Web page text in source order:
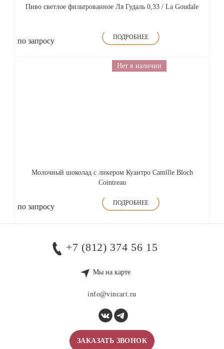
Пиво светлое фильтрованное Ля Гудаль 0,33 / La Goudale
по запросу ПОДРОБНЕЕ
Нет в наличии
Молочный шоколад с ликером Куантро Camille Bloch
Cointreau
по запросу ПОДРОБНЕЕ
+7 (812) 374 56 15
Мы на карте
info@vincart.ru
ЗАКАЗАТЬ ЗВОНОК